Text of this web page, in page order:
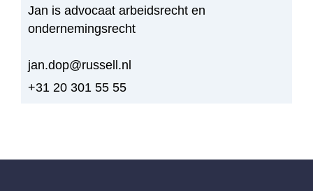
Jan is advocaat arbeidsrecht en
ondernemingsrecht
jan.dop@russell.nl
+31 20 301 55 55